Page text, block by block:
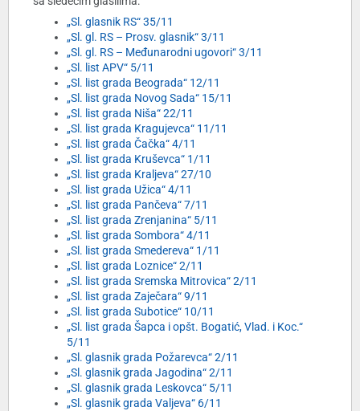
„Sl. glasnik RS“ 35/11
„Sl. gl. RS – Prosv. glasnik“ 3/11
„Sl. gl. RS – Međunarodni ugovori“ 3/11
„Sl. list APV“ 5/11
„Sl. list grada Beograda“ 12/11
„Sl. list grada Novog Sada“ 15/11
„Sl. list grada Niša“ 22/11
„Sl. list grada Kragujevca“ 11/11
„Sl. list grada Čačka“ 4/11
„Sl. list grada Kruševca“ 1/11
„Sl. list grada Kraljeva“ 27/10
„Sl. list grada Užica“ 4/11
„Sl. list grada Pančeva“ 7/11
„Sl. list grada Zrenjanina“ 5/11
„Sl. list grada Sombora“ 4/11
„Sl. list grada Smedereva“ 1/11
„Sl. list grada Loznice“ 2/11
„Sl. list grada Sremska Mitrovica“ 2/11
„Sl. list grada Zaječara“ 9/11
„Sl. list grada Subotice“ 10/11
„Sl. list grada Šapca i opšt. Bogatić, Vlad. i Koc.“
5/11
„Sl. glasnik grada Požarevca“ 2/11
„Sl. glasnik grada Jagodina“ 2/11
„Sl. glasnik grada Leskovca“ 5/11
„Sl. glasnik grada Valjeva“ 6/11